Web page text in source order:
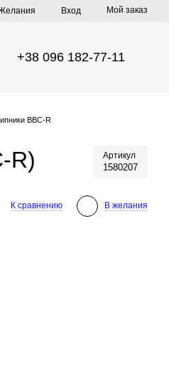
Вход Мой заказ
+38 096 182-77-11
BBC-R
R) Артикул
1580207
К сравнению В желания